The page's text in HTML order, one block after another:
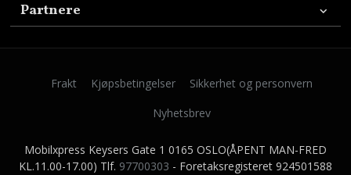
Partnere
Frakt Kjøpsbetingelser
Sikkerhet og personvern
Nyhetsbrev
Mobilxpress Keysers Gate 1 0165 OSLO(ÅPENT MAN-FRED
KL.11.00-17.00) Tlf. 97700303 - Foretaksregisteret 924501588